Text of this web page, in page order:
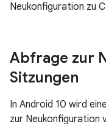
Neukonfiguration zu
Abfrage zur
Sitzungen
In Android 10 wird
zur Neukonfiguration